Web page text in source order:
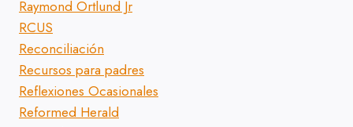
Raymond Ortlund Jr
RCUS
Reconciliación
Recursos para padres
Reflexiones Ocasionales
Reformed Herald